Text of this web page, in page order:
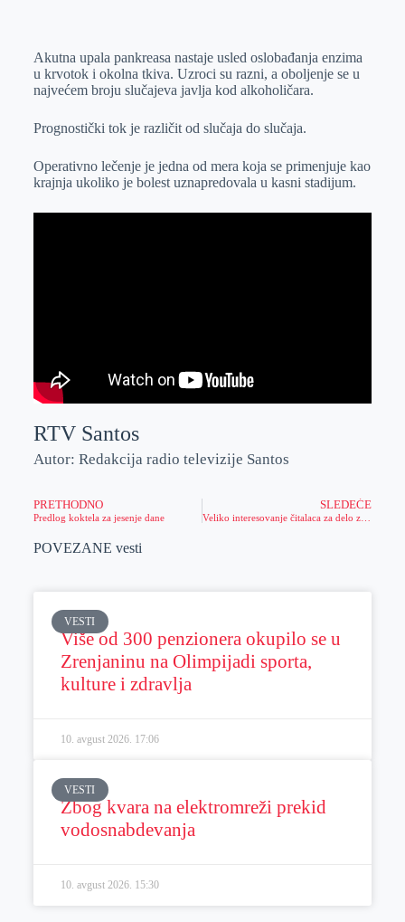
e
r
I
n
s
A
p
a
i
Akutna upala pankreasa nastaje usled oslobađanja enzima
u krvotok i okolna tkiva. Uzroci su razni, a oboljenje se u
najvećem broju slučajeva javlja kod alkoholičara.
Prognostički tok je različit od slučaja do slučaja.
Operativno lečenje je jedna od mera koja se primenjuje kao
krajnja ukoliko je bolest uznapredovala u kasni stadijum.
RTV Santos
Autor: Redakcija radio televizije Santos
PRETHODNO
Predlog koktela za jesenje dane
SLEDEĆE
POVEZANE vesti
VESTI
Više od 300 penzionera okupilo se u
Zrenjaninu na Olimpijadi sporta,
kulture i zdravlja
10. avgust 2026. 17:06
VESTI
Zbog kvara na elektromreži prekid
vodosnabdevanja
10. avgust 2026. 15:30